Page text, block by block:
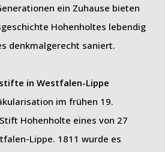
ein Zuhause bieten
Hohenholtes lebendig
denkmalgerecht saniert.
in Westfalen-Lippe
im frühen 19.
Hohenholte eines von 27
Lippe. 1811 wurde es